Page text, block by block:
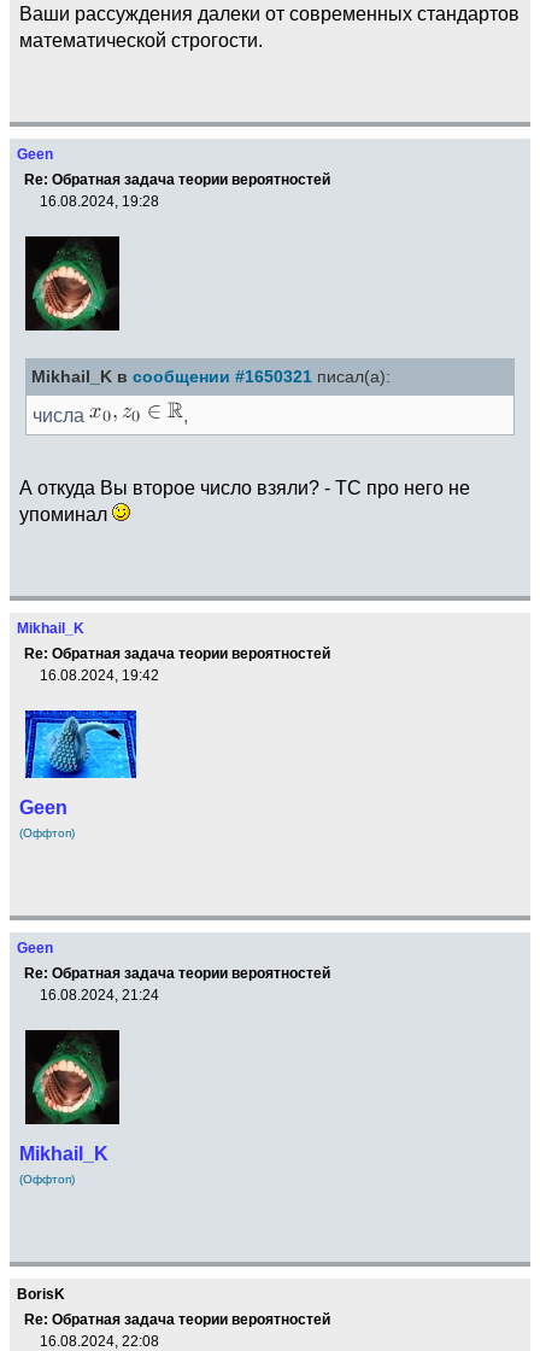
Ваши рассуждения далеки от современных стандартов
математической строгости.
Geen
Re: Обратная задача теории вероятностей
16.08.2024, 19:28
Mikhail_K в сообщении #1650321 писал(а):
числа ,
А откуда Вы второе число взяли? - ТС про него не
упоминал
Mikhail_K
Re: Обратная задача теории вероятностей
16.08.2024, 19:42
Geen
(Оффтоп)
Geen
Re: Обратная задача теории вероятностей
16.08.2024, 21:24
Mikhail_K
(Оффтоп)
BorisK
Re: Обратная задача теории вероятностей
16.08.2024, 22:08